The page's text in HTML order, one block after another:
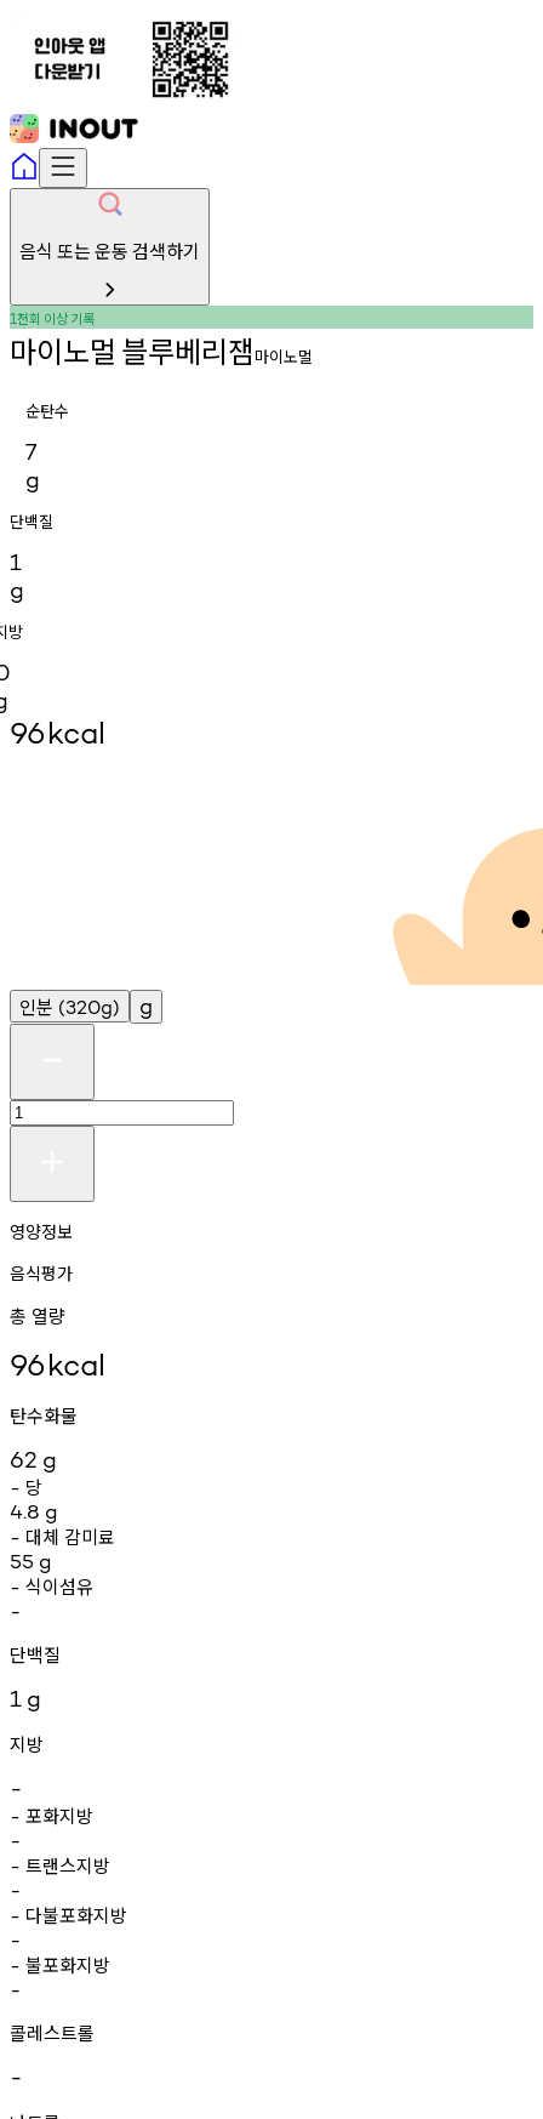
음식 또는 운동 검색하기
1천회 이상기록
마이노멀 블루베리잼 마이노멀
순탄수
7
g
단백질
1
g
방
96kcal
인분 (320g) g
영양정보
음식평가
총 열량
96kcal
탄수화물
62 g
- 당
4.8 g
- 대체 감미료
55 g
- 식이섬유
-
단백질
1 g
지방
-
- 포화지방
-
- 트랜스지방
-
- 다불포화지방
-
- 불포화지방
-
콜레스트롤
-